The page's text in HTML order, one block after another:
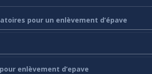
pour un enlèvement d’épave
enlèvement d’epave